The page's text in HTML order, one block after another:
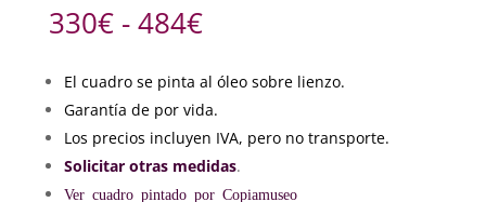
330€ - 484€Rango
de
precios:
desde
330€
hasta
484€
El cuadro se pinta al óleo sobre lienzo.
Garantía de por vida.
Los precios incluyen IVA, pero no transporte.
Solicitar otras medidas.
Ver cuadro pintado por Copiamuseo